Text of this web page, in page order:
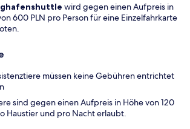
wird gegen einen Aufpreis in
600 PLN pro Person für eine Einzelfahrkarte
müssen keine Gebühren entrichtet
sind gegen einen Aufpreis in Höhe von 120
Haustier und pro Nacht erlaubt.